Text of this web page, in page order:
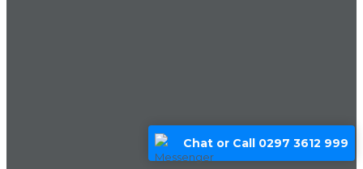
Chat or Call 0297 3612 999